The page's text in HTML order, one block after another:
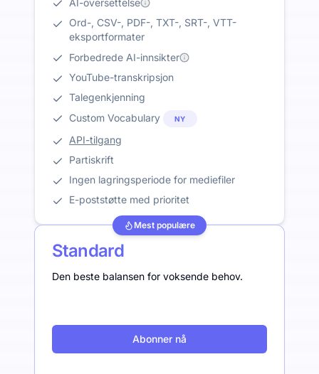
AI-oversettelse
Ord-, CSV-, PDF-, TXT-, SRT-, VTT-
eksportformater
Forbedrede AI-innsikter
YouTube-transkripsjon
Talegenkjenning
Custom Vocabulary
NY
API-tilgang
Partiskrift
Ingen lagringsperiode for mediefiler
E-poststøtte med prioritet
Mest populære
Standard
Den beste balansen for voksende behov.
Abonner nå